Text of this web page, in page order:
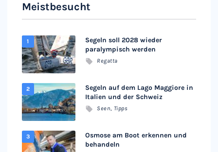
Meistbesucht
Segeln soll 2028 wieder
paralympisch werden
Regatta
Segeln auf dem Lago Maggiore in
Italien und der Schweiz
Seen, Tipps
Osmose am Boot erkennen und
behandeln